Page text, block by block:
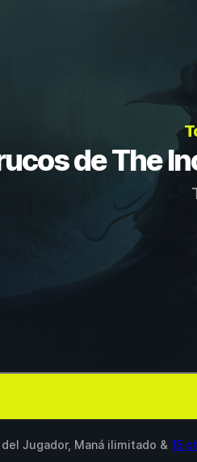
de The
Jugador, Maná ilimitado & 15